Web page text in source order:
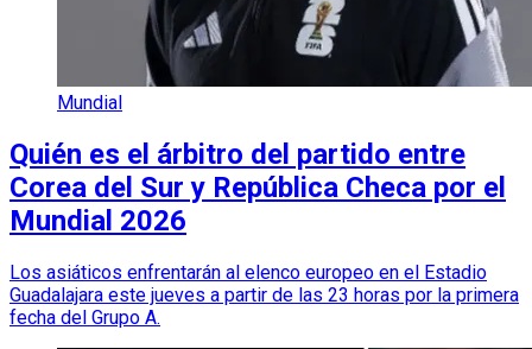
Mundial
Quién es el árbitro del partido entre
Corea del Sur y República Checa por el
Mundial 2026
Los asiáticos enfrentarán al elenco europeo en el Estadio
Guadalajara este jueves a partir de las 23 horas por la primera
fecha del Grupo A.